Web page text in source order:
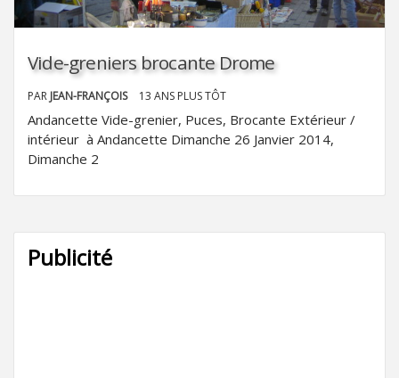
Vide-greniers brocante Drome
PAR JEAN-FRANÇOIS 13 ANS PLUS TÔT
Andancette Vide-grenier, Puces, Brocante Extérieur /
intérieur à Andancette Dimanche 26 Janvier 2014,
Dimanche 2
Publicité